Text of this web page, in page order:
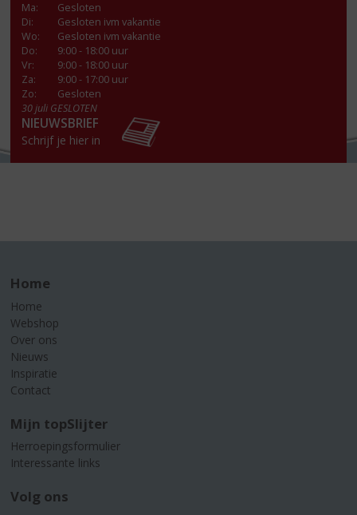
Ma:
Gesloten
Di:
Gesloten ivm vakantie
Wo:
Gesloten ivm vakantie
Do:
9:00 - 18:00 uur
Vr:
9:00 - 18:00 uur
Za:
9:00 - 17:00 uur
Zo:
Gesloten
30 juli GESLOTEN
NIEUWSBRIEF
Schrijf je hier in
Home
Home
Webshop
Over ons
Nieuws
Inspiratie
Contact
Mijn topSlijter
Herroepingsformulier
Interessante links
Volg ons